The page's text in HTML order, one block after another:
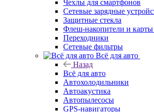
Чехлы для смартфонов
Сетевые зарядные
Защитные стекла
Флеш-накопители и карты
Переходники
Сетевые фильтры
Всё для авто
Назад
Всё для авто
Автохолодильники
Автоакустика
Автопылесосы
GPS-навигаторы